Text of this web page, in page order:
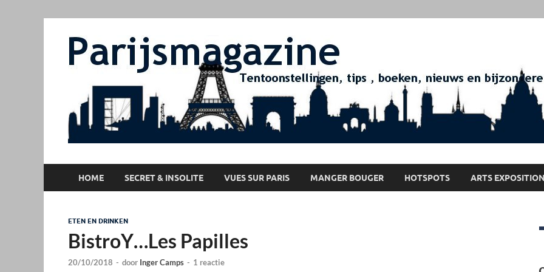
HOME SECRET & INSOLITE VUES SUR PARIS MANGER BOUGER HOTSPOTS ARTS
ETEN EN DRINKEN
BistroY…Les Papilles
20/10/2018 - door Inger Camps - 1 reactie